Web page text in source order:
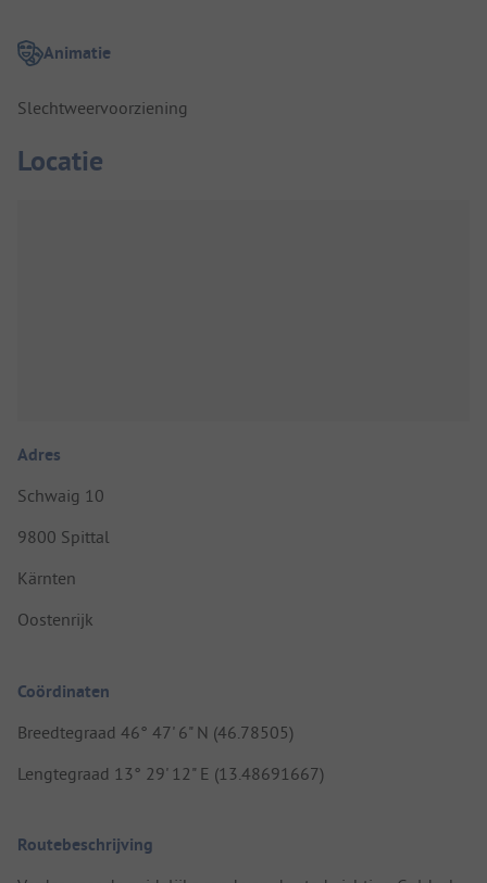
Animatie
Slechtweervoorziening
Locatie
Adres
Schwaig 10
9800 Spittal
Kärnten
Oostenrijk
Coördinaten
Breedtegraad 46° 47' 6" N (46.78505)
Lengtegraad 13° 29' 12" E (13.48691667)
Routebeschrijving